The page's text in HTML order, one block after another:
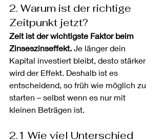
2. Warum ist der richtige
Zeitpunkt jetzt?
Zeit ist der wichtigste Faktor beim
Zinseszinseffekt. Je länger dein
Kapital investiert bleibt, desto stärker
wird der Effekt. Deshalb ist es
entscheidend, so früh wie möglich zu
starten – selbst wenn es nur mit
kleinen Beträgen ist.
2.1 Wie viel Unterschied